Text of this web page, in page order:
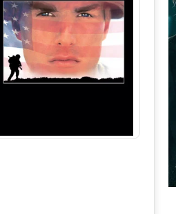
Nascido em 4 de Julho
Torrent (1989) WEB-DL 1080p
Dual Áudio